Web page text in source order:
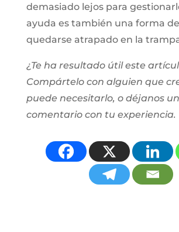
demasiado lejos para
ayuda es también una forma
quedarse atrapado en la
¿Te ha resultado útil este
Compártelo con alguien que
puede necesitarlo, o déjanos un
comentario con tu experiencia.